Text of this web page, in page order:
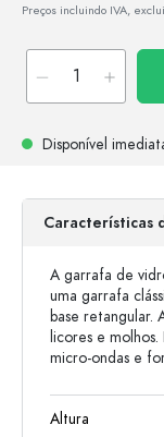
Preços incluindo IVA,
Disponível
Características
A garrafa de
uma garrafa
base retangular.
licores e
micro-ondas e
Altura